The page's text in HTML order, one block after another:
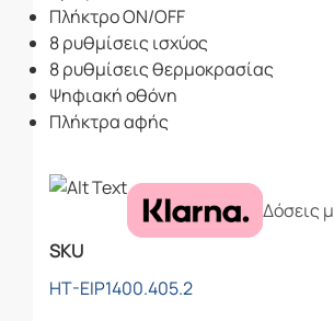
Πλήκτρο ON/OFF
8 ρυθμίσεις ισχύος
8 ρυθμίσεις θερμοκρασίας
Ψηφιακή οθόνη
Πλήκτρα αφής
Δόσεις
SKU
HT-EIP1400.405.2